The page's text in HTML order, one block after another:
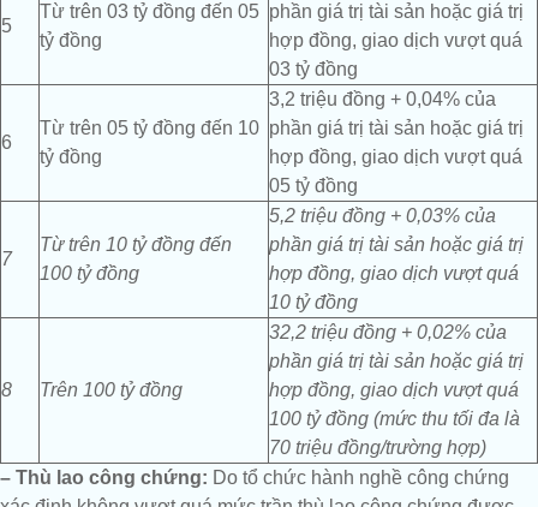
5
Từ trên 03 tỷ đồng đến 05
tỷ đồng
phần giá trị tài sản hoặc giá trị
hợp đồng, giao dịch vượt quá
03 tỷ đồng
6
Từ trên 05 tỷ đồng đến 10
tỷ đồng
3,2 triệu đồng + 0,04% của
phần giá trị tài sản hoặc giá trị
hợp đồng, giao dịch vượt quá
05 tỷ đồng
7
Từ trên 10 tỷ đồng đến
100 tỷ đồng
5,2 triệu đồng + 0,03% của
phần giá trị tài sản hoặc giá trị
hợp đồng, giao dịch vượt quá
10 tỷ đồng
8 Trên 100 tỷ đồng
32,2 triệu đồng + 0,02% của
phần giá trị tài sản hoặc giá trị
hợp đồng, giao dịch vượt quá
100 tỷ đồng (mức thu tối đa là
70 triệu đồng/trường hợp)
– Thù lao công chứng: Do tổ chức hành nghề công chứng